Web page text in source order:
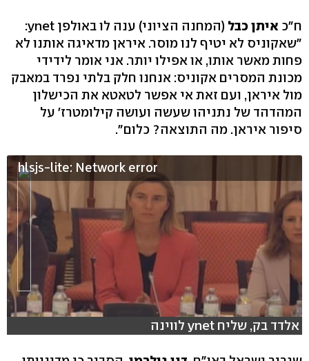
ח"כ איתן כבל
(המחנה הציוני) ענה לו באולפן ynet:
"שאקוניס לא יטיף לנו מוסר. איראן מדאיגה אותנו לא
פחות מאשר אותו, או אפילו יותר. אני אומר לידידי
מכונת המסרים אקוניס: אנחנו חלק בלתי נפרד במאבק
מול איראן, ועם זאת אי אפשר לטאטא את הכישלון
המהדהד של נתניהו שעשה ועושה קילומטרז' על
סיפור איראן. מה התוצאה? כלום".
hlsjs-lite: Network error
אלדד בק, שליח ynet לווינה